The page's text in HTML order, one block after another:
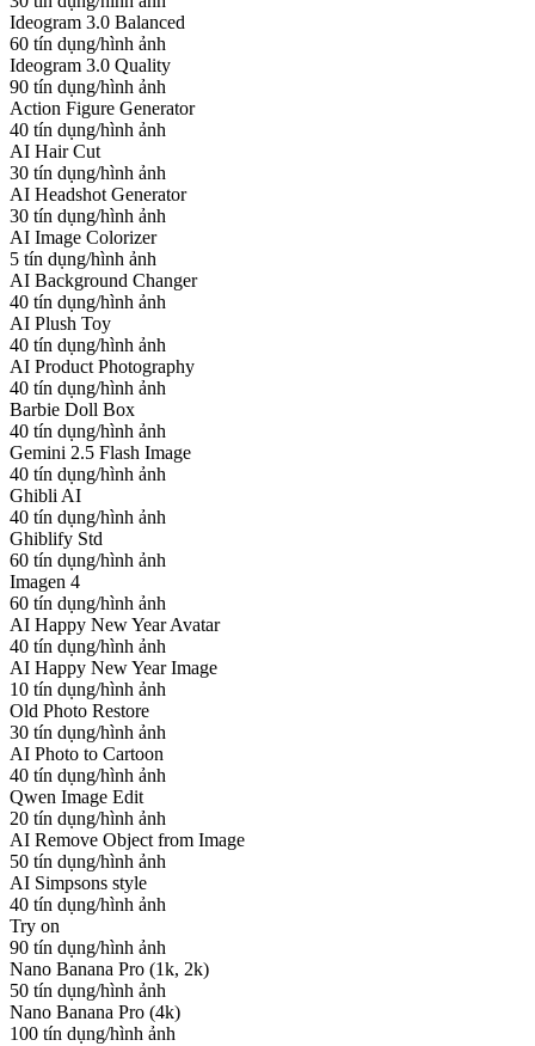
Ideogram 3.0 Balanced
60 tín dụng/hình ảnh
Ideogram 3.0 Quality
90 tín dụng/hình ảnh
Action Figure Generator
40 tín dụng/hình ảnh
AI Hair Cut
30 tín dụng/hình ảnh
AI Headshot Generator
30 tín dụng/hình ảnh
AI Image Colorizer
5 tín dụng/hình ảnh
AI Background Changer
40 tín dụng/hình ảnh
AI Plush Toy
40 tín dụng/hình ảnh
AI Product Photography
40 tín dụng/hình ảnh
Barbie Doll Box
40 tín dụng/hình ảnh
Gemini 2.5 Flash Image
40 tín dụng/hình ảnh
Ghibli AI
40 tín dụng/hình ảnh
Ghiblify Std
60 tín dụng/hình ảnh
Imagen 4
60 tín dụng/hình ảnh
AI Happy New Year Avatar
40 tín dụng/hình ảnh
AI Happy New Year Image
10 tín dụng/hình ảnh
Old Photo Restore
30 tín dụng/hình ảnh
AI Photo to Cartoon
40 tín dụng/hình ảnh
Qwen Image Edit
20 tín dụng/hình ảnh
AI Remove Object from Image
50 tín dụng/hình ảnh
AI Simpsons style
40 tín dụng/hình ảnh
Try on
90 tín dụng/hình ảnh
Nano Banana Pro (1k, 2k)
50 tín dụng/hình ảnh
Nano Banana Pro (4k)
100 tín dụng/hình ảnh